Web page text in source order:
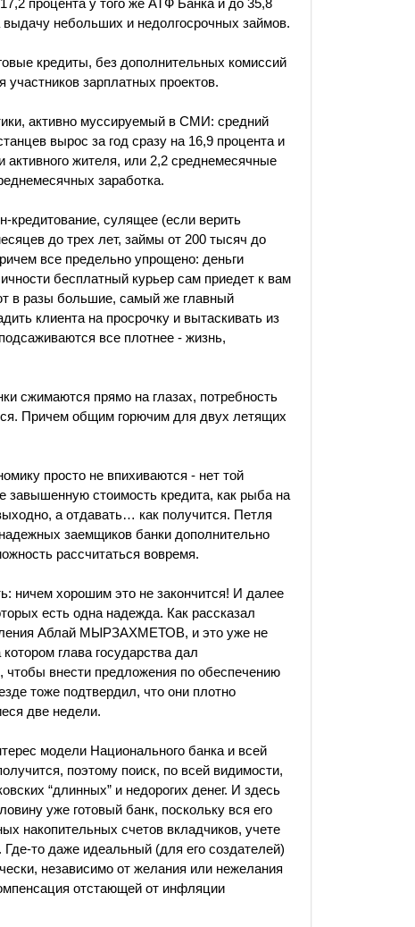
процента у того же АТФ Банка и до 35,8
небольших и недолгосрочных займов.
кредиты, без дополнительных комиссий
зарплатных проектов.
активно муссируемый в СМИ: средний
вырос за год сразу на 16,9 процента и
активного жителя, или 2,2 среднемесячные
заработка.
кредитование, сулящее (если верить
до трех лет, займы от 200 тысяч до
все предельно упрощено: деньги
бесплатный курьер сам приедет к вам
в разы большие, самый же главный
клиента на просрочку и вытаскивать из
все плотнее - жизнь,
сжимаются прямо на глазах, потребность
Причем общим горючим для двух летящих
просто не впихиваются - нет той
завышенную стоимость кредита, как рыба на
а отдавать… как получится. Петля
заемщиков банки дополнительно
рассчитаться вовремя.
ничем хорошим это не закончится! И далее
есть одна надежда. Как рассказал
Аблай МЫРЗАХМЕТОВ, и это уже не
глава государства дал
чтобы внести предложения по обеспечению
тоже подтвердил, что они плотно
две недели.
модели Национального банка и всей
поэтому поиск, по всей видимости,
“длинных” и недорогих денег. И здесь
уже готовый банк, поскольку вся его
накопительных счетов вкладчиков, учете
то даже идеальный (для его создателей)
независимо от желания или нежелания
отстающей от инфляции